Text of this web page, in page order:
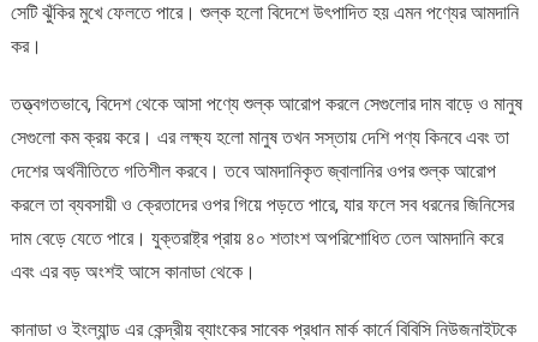
সেটি ঝুঁকির মুখে ফেলতে পারে। শুল্ক হলো বিদেশে উৎপাদিত হয় এমন পণ্যের আমদানি
কর।
তত্ত্বগতভাবে, বিদেশ থেকে আসা পণ্যে শুল্ক আরোপ করলে সেগুলোর দাম বাড়ে ও মানুষ
সেগুলো কম ক্রয় করে। এর লক্ষ্য হলো মানুষ তখন সস্তায় দেশি পণ্য কিনবে এবং তা
দেশের অর্থনীতিতে গতিশীল করবে। তবে আমদানিকৃত জ্বালানির ওপর শুল্ক আরোপ
করলে তা ব্যবসায়ী ও ক্রেতাদের ওপর গিয়ে পড়তে পারে, যার ফলে সব ধরনের জিনিসের
দাম বেড়ে যেতে পারে। যুক্তরাষ্ট্র প্রায় ৪০ শতাংশ অপরিশোধিত তেল আমদানি করে
এবং এর বড় অংশই আসে কানাডা থেকে।
কানাডা ও ইংল্যান্ড এর কেন্দ্রীয় ব্যাংকের সাবেক প্রধান মার্ক কার্নে বিবিসি নিউজনাইটকে